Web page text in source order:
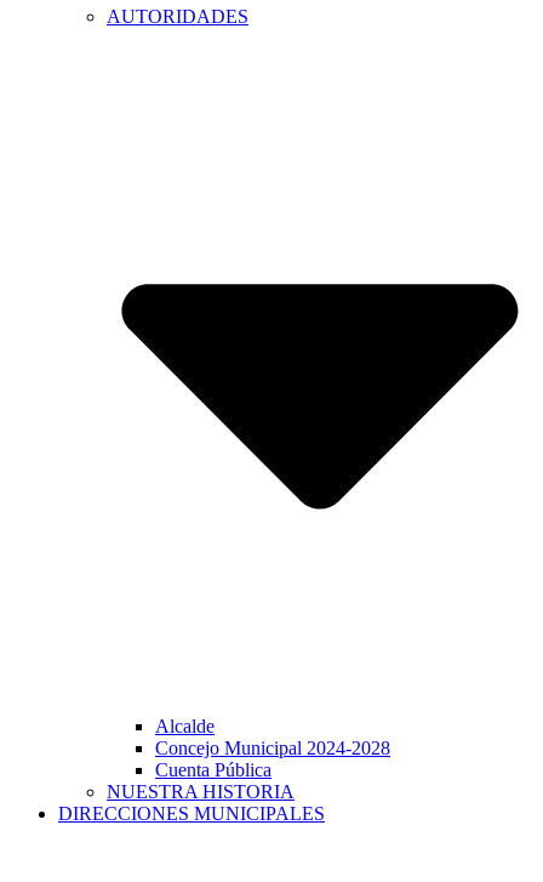
AUTORIDADES
Alcalde
Concejo Municipal 2024-2028
Cuenta Pública
NUESTRA HISTORIA
DIRECCIONES MUNICIPALES